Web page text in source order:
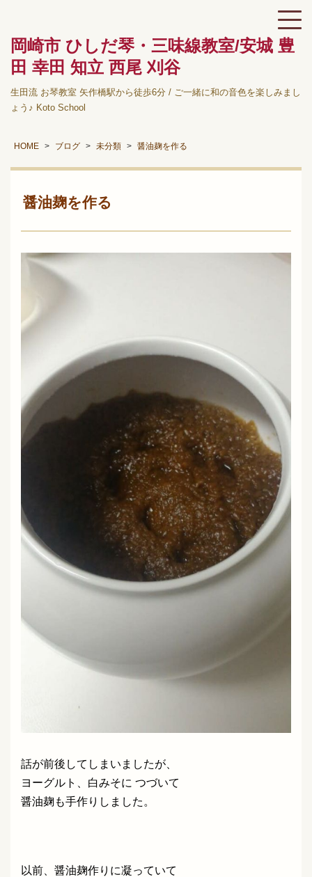
岡崎市 ひしだ琴・三味線教室/安城 豊
田 幸田 知立 西尾 刈谷
生田流 お琴教室 矢作橋駅から徒歩6分 / ご一緒に和の音色を楽しみまし
ょう♪ Koto School
HOME ブログ 未分類 醤油麹を作る
醤油麹を作る
話が前後してしまいましたが、
ヨーグルト、白みそに つづいて
醤油麹も手作りしました。
以前、醤油麹作りに凝っていて